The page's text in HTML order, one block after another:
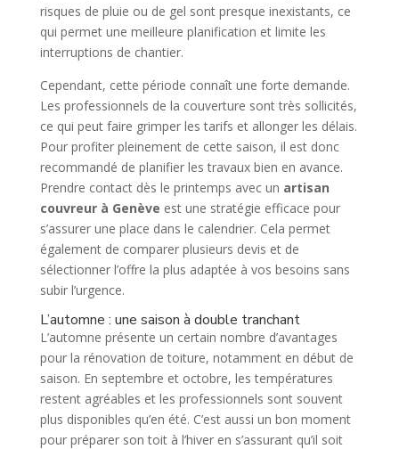
risques de pluie ou de gel sont presque inexistants, ce
qui permet une meilleure planification et limite les
interruptions de chantier.
Cependant, cette période connaît une forte demande.
Les professionnels de la couverture sont très sollicités,
ce qui peut faire grimper les tarifs et allonger les délais.
Pour profiter pleinement de cette saison, il est donc
recommandé de planifier les travaux bien en avance.
Prendre contact dès le printemps avec un artisan
couvreur à Genève est une stratégie efficace pour
s’assurer une place dans le calendrier. Cela permet
également de comparer plusieurs devis et de
sélectionner l’offre la plus adaptée à vos besoins sans
subir l’urgence.
L’automne : une saison à double tranchant
L’automne présente un certain nombre d’avantages
pour la rénovation de toiture, notamment en début de
saison. En septembre et octobre, les températures
restent agréables et les professionnels sont souvent
plus disponibles qu’en été. C’est aussi un bon moment
pour préparer son toit à l’hiver en s’assurant qu’il soit